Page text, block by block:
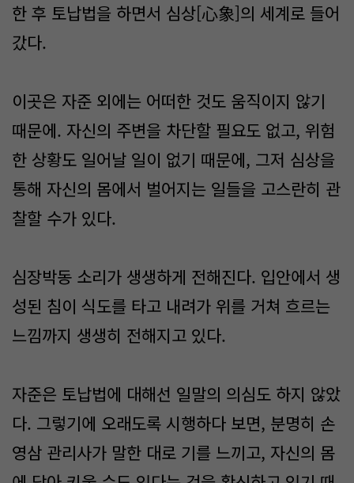
한 후 토납법을 하면서 심상[心象]의 세계로 들어
갔다.
이곳은 자준 외에는 어떠한 것도 움직이지 않기
때문에. 자신의 주변을 차단할 필요도 없고, 위험
한 상황도 일어날 일이 없기 때문에, 그저 심상을
통해 자신의 몸에서 벌어지는 일들을 고스란히 관
찰할 수가 있다.
심장박동 소리가 생생하게 전해진다. 입안에서 생
성된 침이 식도를 타고 내려가 위를 거쳐 흐르는
느낌까지 생생히 전해지고 있다.
자준은 토납법에 대해선 일말의 의심도 하지 않았
다. 그렇기에 오래도록 시행하다 보면, 분명히 손
영삼 관리사가 말한 대로 기를 느끼고, 자신의 몸